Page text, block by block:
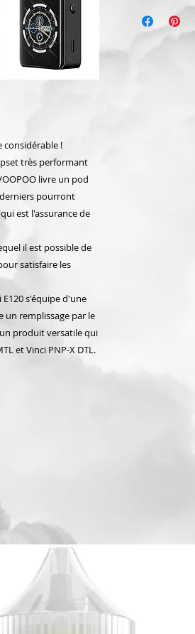
considérable !
très performant
livre un pod
pourront
est l'assurance de
il est possible de
satisfaire les
s'équipe d'une
un remplissage par le
produit versatile qui
et Vinci PNP-X DTL.